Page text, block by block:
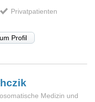
Privatpatienten
Profil
Medizin und